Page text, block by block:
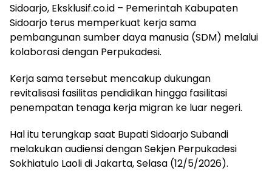
Sidoarjo, Eksklusif.co.id – Pemerintah Kabupaten
Sidoarjo terus memperkuat kerja sama
pembangunan sumber daya manusia (SDM) melalui
kolaborasi dengan Perpukadesi.
Kerja sama tersebut mencakup dukungan
revitalisasi fasilitas pendidikan hingga fasilitasi
penempatan tenaga kerja migran ke luar negeri.
Hal itu terungkap saat Bupati SidoarjoSubandi
melakukan audiensi dengan Sekjen Perpukadesi
Sokhiatulo Laolidi Jakarta, Selasa (12/5/2026).